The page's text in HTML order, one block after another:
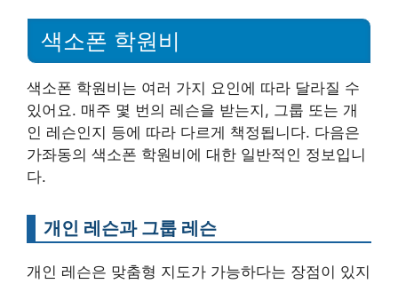
색소폰 학원비
색소폰 학원비는 여러 가지 요인에 따라 달라질 수
있어요. 매주 몇 번의 레슨을 받는지, 그룹 또는 개
인 레슨인지 등에 따라 다르게 책정됩니다. 다음은
가좌동의 색소폰 학원비에 대한 일반적인 정보입니
다.
개인 레슨과 그룹 레슨
개인 레슨은 맞춤형 지도가 가능하다는 장점이 있지